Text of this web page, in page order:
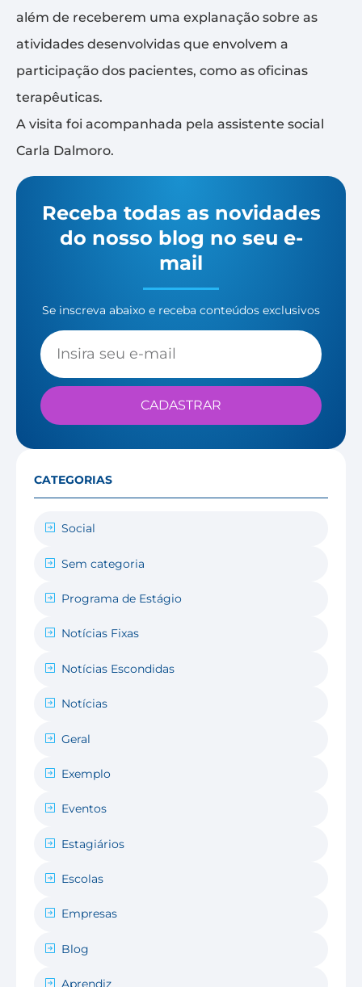
além de receberem uma explanação sobre as
atividades desenvolvidas que envolvem a
participação dos pacientes, como as oficinas
terapêuticas.
A visita foi acompanhada pela assistente social
Carla Dalmoro.
Receba todas as novidades
do nosso blog no seu e-
mail
Se inscreva abaixo e receba conteúdos exclusivos
CADASTRAR
CATEGORIAS
Social
Sem categoria
Programa de Estágio
Notícias Fixas
Notícias Escondidas
Notícias
Geral
Exemplo
Eventos
Estagiários
Escolas
Empresas
Blog
Aprendiz